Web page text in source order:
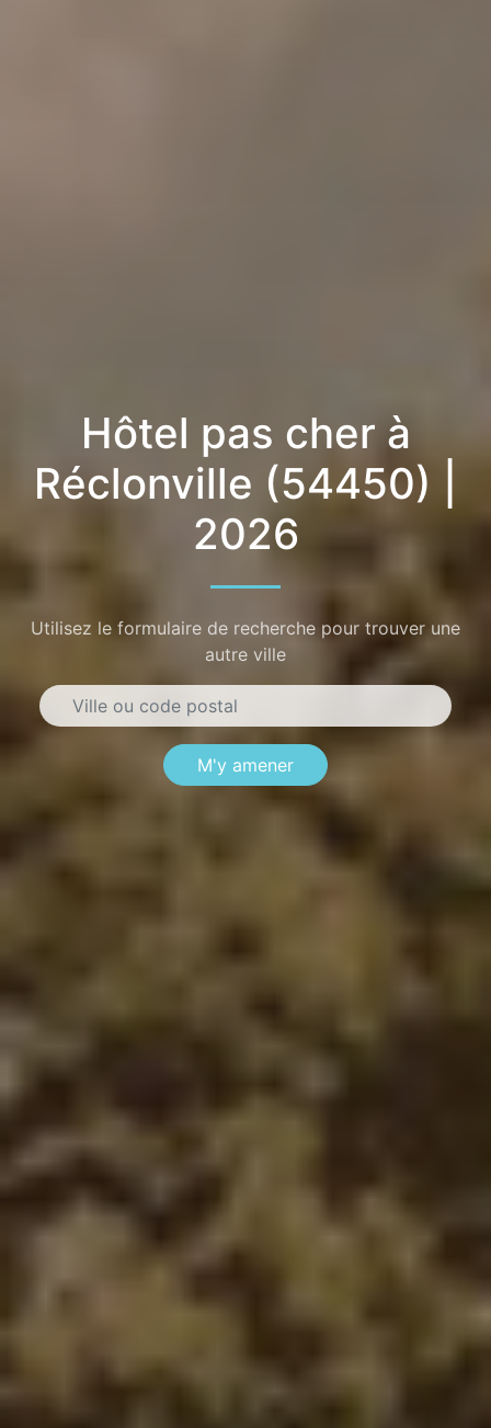
Hôtel pas cher à
Réclonville (54450) |
2026
Utilisez le formulaire de recherche pour trouver une
autre ville
M'y amener